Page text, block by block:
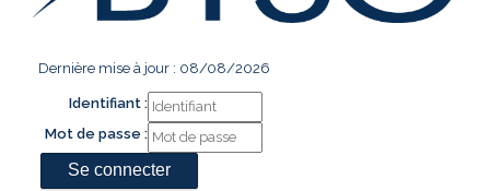
Dernière mise à jour : 08/08/2026
Identifiant :
Mot de passe :